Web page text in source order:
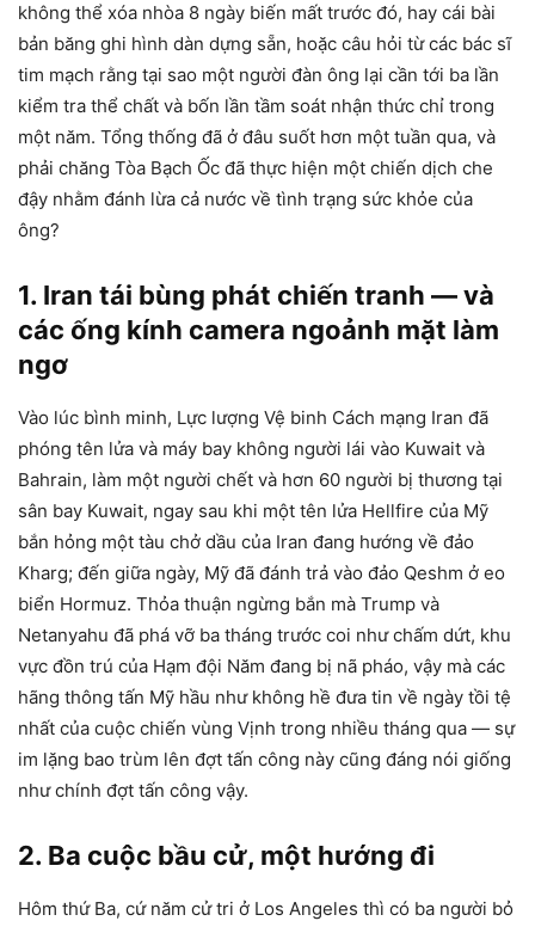
không thể xóa nhòa 8 ngày biến mất trước đó, hay cái bài
bản băng ghi hình dàn dựng sẵn, hoặc câu hỏi từ các bác sĩ
tim mạch rằng tại sao một người đàn ông lại cần tới ba lần
kiểm tra thể chất và bốn lần tầm soát nhận thức chỉ trong
một năm. Tổng thống đã ở đâu suốt hơn một tuần qua, và
phải chăng Tòa Bạch Ốc đã thực hiện một chiến dịch che
đậy nhằm đánh lừa cả nước về tình trạng sức khỏe của
ông?
1. Iran tái bùng phát chiến tranh — và
các ống kính camera ngoảnh mặt làm
ngơ
Vào lúc bình minh, Lực lượng Vệ binh Cách mạng Iran đã
phóng tên lửa và máy bay không người lái vào Kuwait và
Bahrain, làm một người chết và hơn 60 người bị thương tại
sân bay Kuwait, ngay sau khi một tên lửa Hellfire của Mỹ
bắn hỏng một tàu chở dầu của Iran đang hướng về đảo
Kharg; đến giữa ngày, Mỹ đã đánh trả vào đảo Qeshm ở eo
biển Hormuz. Thỏa thuận ngừng bắn mà Trump và
Netanyahu đã phá vỡ ba tháng trước coi như chấm dứt, khu
vực đồn trú của Hạm đội Năm đang bị nã pháo, vậy mà các
hãng thông tấn Mỹ hầu như không hề đưa tin về ngày tồi tệ
nhất của cuộc chiến vùng Vịnh trong nhiều tháng qua — sự
im lặng bao trùm lên đợt tấn công này cũng đáng nói giống
như chính đợt tấn công vậy.
2. Ba cuộc bầu cử, một hướng đi
Hôm thứ Ba, cứ năm cử tri ở Los Angeles thì có ba người bỏ